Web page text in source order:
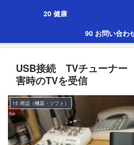
20 健康
90 お問い合わ
USB接続 TVチューナ
害時のTVを受信
15 周辺（機器・ソフト）